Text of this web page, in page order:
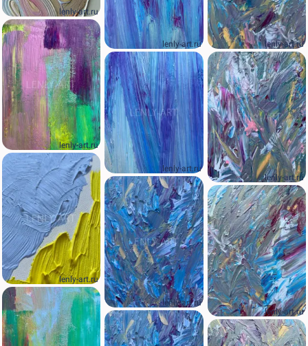
lenly-art.ru
lenly-art.ru
lenly-art.ru
lenly-art.ru
lenly-art.ru
lenly-art.ru
lenly-art.ru
lenly-art.ru
lenly-art.ru